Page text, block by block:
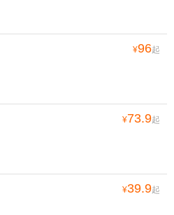
¥96起
¥73.9起
¥39.9起